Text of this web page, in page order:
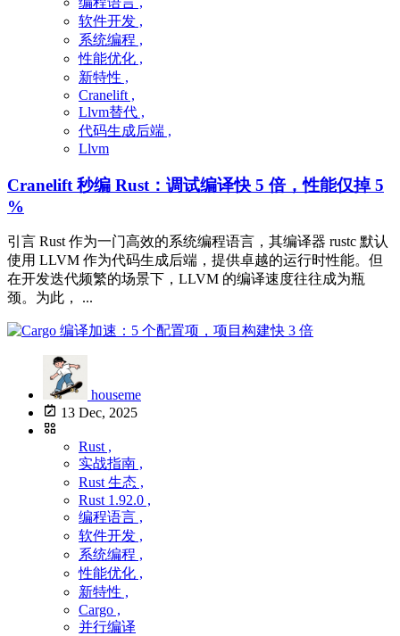
软件开发 ,
系统编程 ,
性能优化 ,
新特性 ,
Cranelift ,
Llvm替代 ,
代码生成后端 ,
Llvm
Cranelift 秒编 Rust：调试编译快 5 倍，性能仅掉 5
%
引言 Rust 作为一门高效的系统编程语言，其编译器 rustc 默认
使用 LLVM 作为代码生成后端，提供卓越的运行时性能。但
在开发迭代频繁的场景下，LLVM 的编译速度往往成为瓶
颈。为此， ...
houseme
13 Dec, 2025
Rust ,
实战指南 ,
Rust 生态 ,
Rust 1.92.0 ,
编程语言 ,
软件开发 ,
系统编程 ,
性能优化 ,
新特性 ,
Cargo ,
并行编译